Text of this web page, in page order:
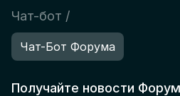
Чат-бот /
Чат-Бот Форума
Получайте новости